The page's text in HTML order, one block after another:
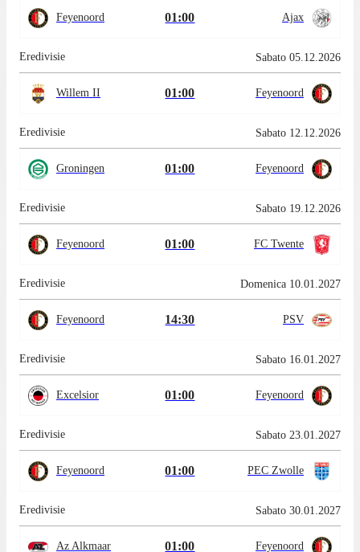
Feyenoord 01:00 Ajax
Eredivisie Sabato 05.12.2026
Willem II 01:00 Feyenoord
Eredivisie Sabato 12.12.2026
Groningen 01:00 Feyenoord
Eredivisie Sabato 19.12.2026
Feyenoord 01:00 FC Twente
Eredivisie Domenica 10.01.2027
Feyenoord 14:30 PSV
Eredivisie Sabato 16.01.2027
Excelsior 01:00 Feyenoord
Eredivisie Sabato 23.01.2027
Feyenoord 01:00 PEC Zwolle
Eredivisie Sabato 30.01.2027
Az Alkmaar 01:00 Feyenoord